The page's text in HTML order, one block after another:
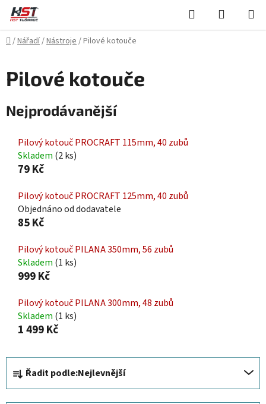
Přejít
obsah
Hledat
KOŠÍK
Domů
/Nářadí/Nástroje/Pilové kotouče
Pilové kotouče
Nejprodávanější
Pilový kotouč PROCRAFT 115mm, 40 zubů
Skladem (2 ks)
79 Kč
Pilový kotouč PROCRAFT 125mm, 40 zubů
Objednáno od dodavatele
85 Kč
Pilový kotouč PILANA 350mm, 56 zubů
Skladem (1 ks)
999 Kč
Pilový kotouč PILANA 300mm, 48 zubů
Skladem (1 ks)
1 499 Kč
Ř
a
z
Řadit podle:Nejlevnější